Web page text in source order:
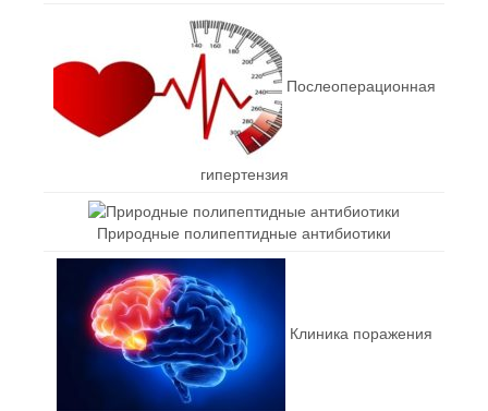
Послеоперационная
гипертензия
Природные полипептидные антибиотики
Клиника поражения